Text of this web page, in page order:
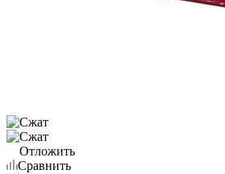
Отложить
Сравнить